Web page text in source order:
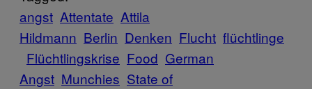
angst Attentate Attila
Hildmann Berlin Denken Flucht flüchtlinge
Flüchtlingskrise Food German
Angst Munchies State of